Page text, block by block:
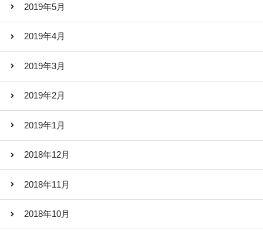
2019年5月
2019年4月
2019年3月
2019年2月
2019年1月
2018年12月
2018年11月
2018年10月